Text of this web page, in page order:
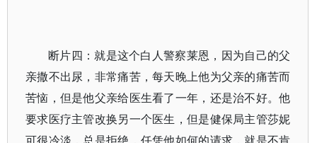
断片四：就是这个白人警察莱恩，因为自己的父
亲撒不出尿，非常痛苦，每天晚上他为父亲的痛苦而
苦恼，但是他父亲给医生看了一年，还是治不好。他
要求医疗主管改换另一个医生，但是健保局主管莎妮